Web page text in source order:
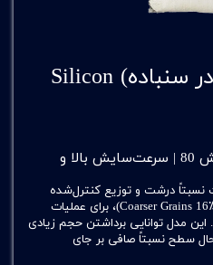
سیلیکون کارباید (پودر سنباده) Silicon
پودر سنباده سیلیکون کارباید مش 80 | سرعت‌سایش بالا و
نسبتاً درشت و توزیع کنترل‌شده
(Coarser Grains 16٪، Basic Grains 53٪، Mix Grains 80٪)، برای عملیات
مدل توانایی برداشتن حجم زیادی
حال سطح نسبتاً صافی بر جای